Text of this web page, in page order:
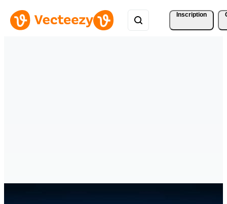
Inscription